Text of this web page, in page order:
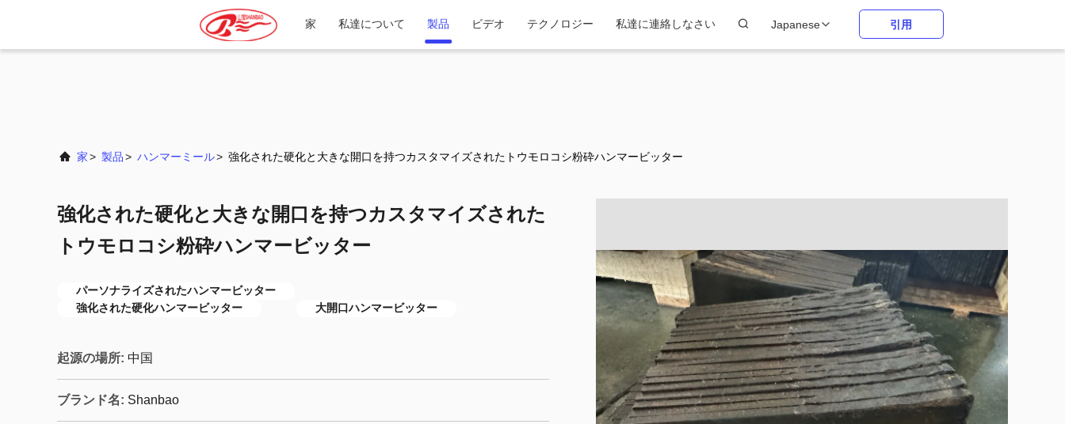
家 私達について 製品 ビデオ テクノロジー 私達に連絡しなさい Japanese 引用
家> 製品> ハンマーミール> 強化された硬化と大きな開口を持つカスタマイズされたトウモロコシ粉砕ハンマービッター
強化された硬化と大きな開口を持つカスタマイズされた
トウモロコシ粉砕ハンマービッター
パーソナライズされたハンマービッター
強化された硬化ハンマービッター
大開口ハンマービッター
起源の場所: 中国
ブランド名: Shanbao